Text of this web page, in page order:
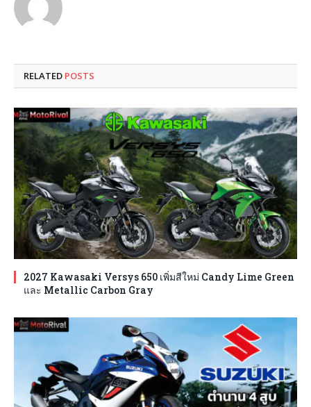
RELATED POSTS
2027 Kawasaki Versys 650 เพิ่มสีใหม่ Candy Lime Green
และ Metallic Carbon Gray